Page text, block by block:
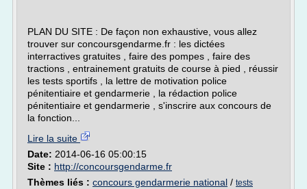
PLAN DU SITE : De façon non exhaustive, vous allez
trouver sur concoursgendarme.fr : les dictées
interractives gratuites , faire des pompes , faire des
tractions , entrainement gratuits de course à pied , réussir
les tests sportifs , la lettre de motivation police
pénitentiaire et gendarmerie , la rédaction police
pénitentiaire et gendarmerie , s'inscrire aux concours de
la fonction...
Lire la suite
Date: 2014-06-16 05:00:15
Site : http://concoursgendarme.fr
Thèmes liés : concours gendarmerie national / tests